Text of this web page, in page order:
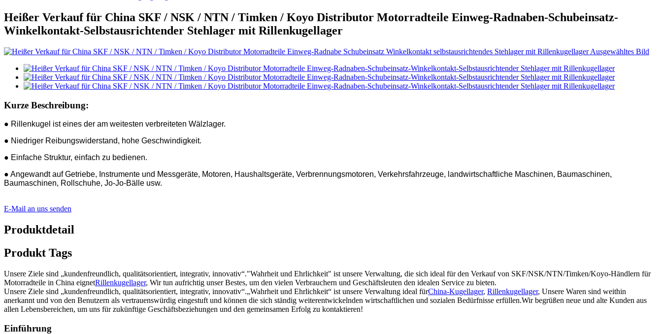
Heißer Verkauf für China SKF / NSK / NTN / Timken / Koyo Distributor Motorradteile Einweg-Radnaben-Schubeinsatz-
Winkelkontakt-Selbstausrichtender Stehlager mit Rillenkugellager
Kurze Beschreibung:
● Rillenkugel ist eines der am weitesten verbreiteten Wälzlager.
● Niedriger Reibungswiderstand, hohe Geschwindigkeit.
● Einfache Struktur, einfach zu bedienen.
● Angewandt auf Getriebe, Instrumente und Messgeräte, Motoren, Haushaltsgeräte, Verbrennungsmotoren, Verkehrsfahrzeuge, landwirtschaftliche Maschinen, Baumaschinen,
Baumaschinen, Rollschuhe, Jo-Jo-Bälle usw.
E-Mail an uns senden
Produktdetail
Produkt Tags
Unsere Ziele sind „kundenfreundlich, qualitätsorientiert, integrativ, innovativ“."Wahrheit und Ehrlichkeit" ist unsere Verwaltung, die sich ideal für den Verkauf von SKF/NSK/NTN/Timken/Koyo-Händlern für
Motorradteile in China eignetRillenkugellager, Wir tun aufrichtig unser Bestes, um den vielen Verbrauchern und Geschäftsleuten den idealen Service zu bieten.
Unsere Ziele sind „kundenfreundlich, qualitätsorientiert, integrativ, innovativ“.„Wahrheit und Ehrlichkeit“ ist unsere Verwaltung ideal fürChina-Kugellager, Rillenkugellager, Unsere Waren sind weithin
anerkannt und von den Benutzern als vertrauenswürdig eingestuft und können die sich ständig weiterentwickelnden wirtschaftlichen und sozialen Bedürfnisse erfüllen.Wir begrüßen neue und alte Kunden aus
allen Lebensbereichen, um uns für zukünftige Geschäftsbeziehungen und den gemeinsamen Erfolg zu kontaktieren!
Einführung